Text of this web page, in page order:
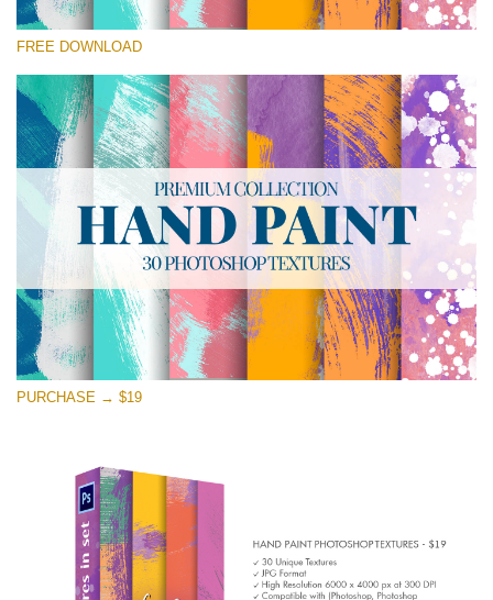
Por favor seleccione
Hand Painted
(30 Textures)
Large 6000*4000px
Entire Collection
(1783 Overlays)
Large 6000*4000px
Descarga gratis
FREE DOWNLOAD
PURCHASE → $19